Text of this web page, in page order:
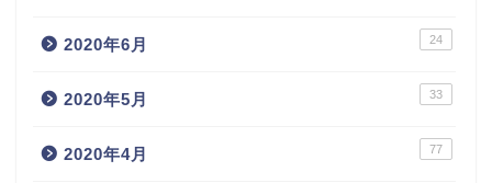
2020年6月 24
2020年5月 33
2020年4月 77